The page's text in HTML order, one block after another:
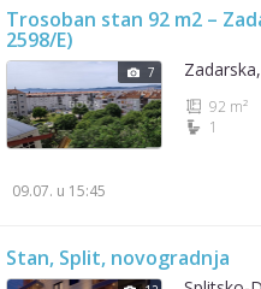
Trosoban stan 92 m2 –
2598/E)
7
92 m²
1
09.07. u 15:45
Stan, Split, novogradnja